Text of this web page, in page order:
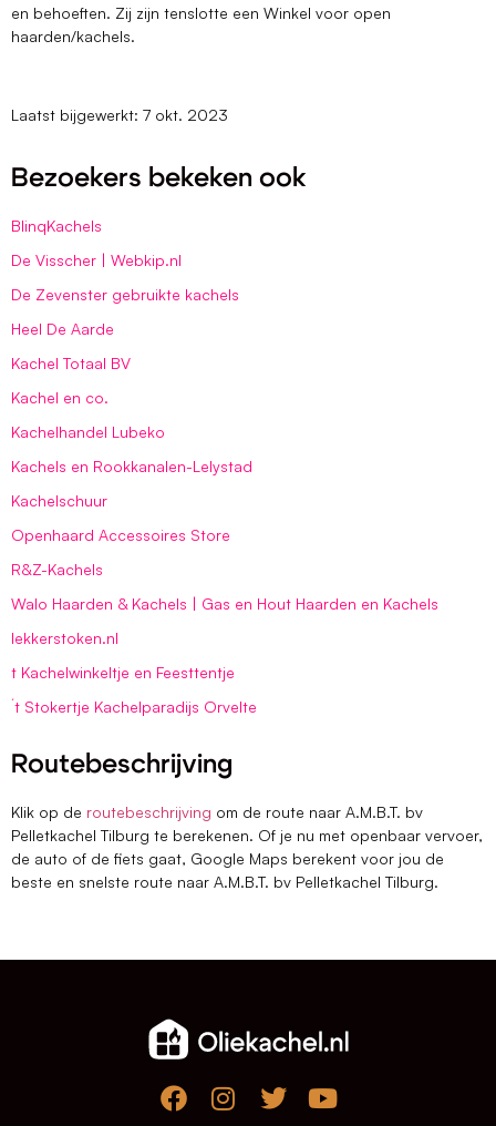
en behoeften. Zij zijn tenslotte een Winkel voor open
haarden/kachels.
Laatst bijgewerkt: 7 okt. 2023
Bezoekers bekeken ook
BlinqKachels
De Visscher | Webkip.nl
De Zevenster gebruikte kachels
Heel De Aarde
Kachel Totaal BV
Kachel en co.
Kachelhandel Lubeko
Kachels en Rookkanalen-Lelystad
Kachelschuur
Openhaard Accessoires Store
R&Z-Kachels
Walo Haarden & Kachels | Gas en Hout Haarden en Kachels
lekkerstoken.nl
t Kachelwinkeltje en Feesttentje
´t Stokertje Kachelparadijs Orvelte
Routebeschrijving
Klik op de routebeschrijving om de route naar A.M.B.T. bv
Pelletkachel Tilburg te berekenen. Of je nu met openbaar vervoer,
de auto of de fiets gaat, Google Maps berekent voor jou de
beste en snelste route naar A.M.B.T. bv Pelletkachel Tilburg.